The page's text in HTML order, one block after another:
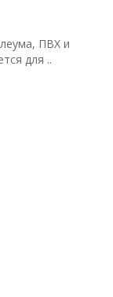
ПВХ и
для ..